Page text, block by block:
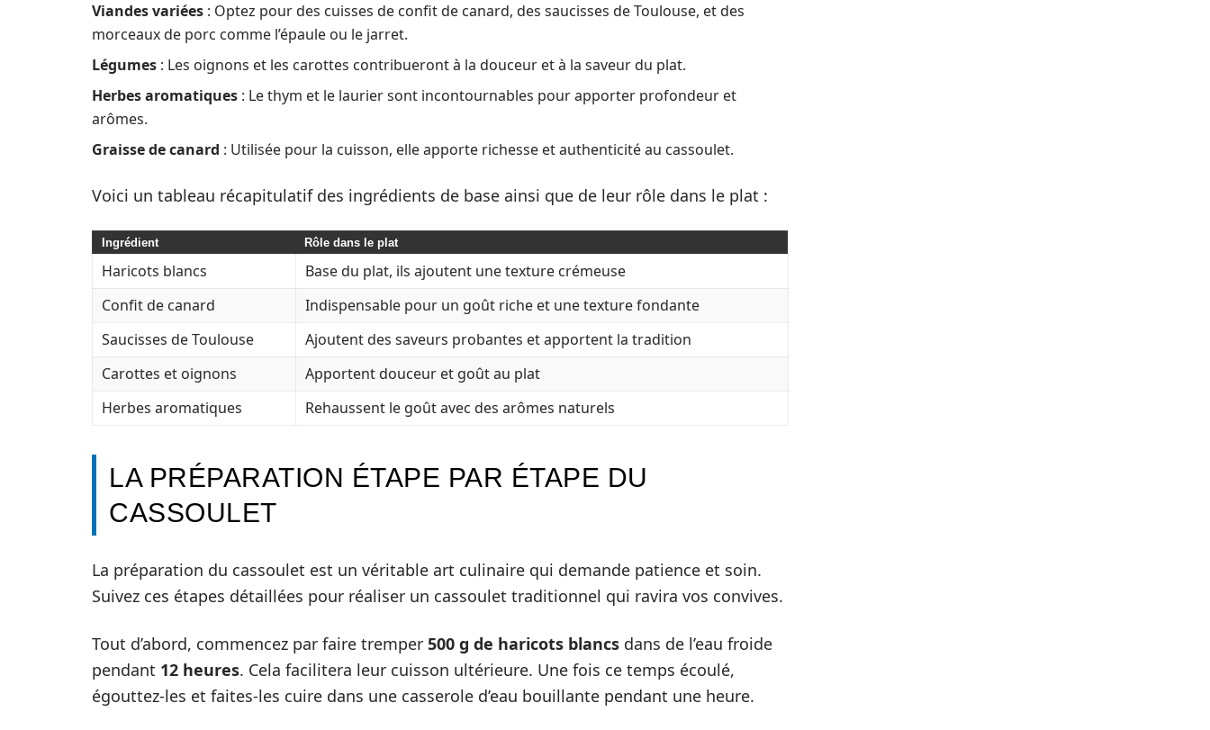
Viandes variées : Optez pour des cuisses de confit de canard, des saucisses de Toulouse, et des
morceaux de porc comme l’épaule ou le jarret.
Légumes : Les oignons et les carottes contribueront à la douceur et à la saveur du plat.
Herbes aromatiques : Le thym et le laurier sont incontournables pour apporter profondeur et
arômes.
Graisse de canard : Utilisée pour la cuisson, elle apporte richesse et authenticité au cassoulet.
Voici un tableau récapitulatif des ingrédients de base ainsi que de leur rôle dans le plat :
Ingrédient Rôle dans le plat
Haricots blancs
Base du plat, ils ajoutent une texture crémeuse
Confit de canard
Indispensable pour un goût riche et une texture fondante
Saucisses de Toulouse
Ajoutent des saveurs probantes et apportent la tradition
Carottes et oignons
Apportent douceur et goût au plat
Herbes aromatiques
Rehaussent le goût avec des arômes naturels
LA PRÉPARATION ÉTAPE PAR ÉTAPE DU
CASSOULET
La préparation du cassoulet est un véritable art culinaire qui demande patience et soin.
Suivez ces étapes détaillées pour réaliser un cassoulet traditionnel qui ravira vos convives.
Tout d’abord, commencez par faire tremper 500 g de haricots blancs dans de l’eau froide
pendant 12 heures. Cela facilitera leur cuisson ultérieure. Une fois ce temps écoulé,
égouttez-les et faites-les cuire dans une casserole d’eau bouillante pendant une heure.